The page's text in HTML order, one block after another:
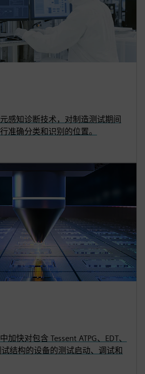
感知诊断技术，对制造测试期间
准确分类和识别的位置。
加快对包含 Tessent ATPG、EDT、
试结构的设备的测试启动、调试和